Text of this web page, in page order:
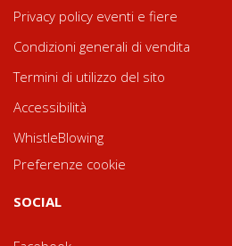
Privacy policy eventi e fiere
Condizioni generali di vendita
Termini di utilizzo del sito
Accessibilità
WhistleBlowing
Preferenze cookie
SOCIAL